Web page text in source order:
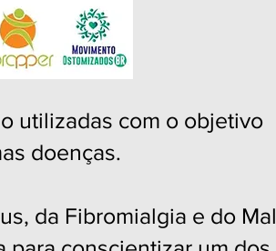
utilizadas com o objetivo
doenças.
da Fibromialgia e do Mal